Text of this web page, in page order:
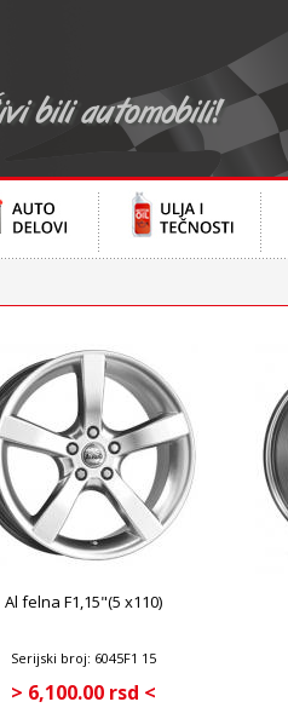
Al felna F1,15"(5 x110)
Serijski broj: 6045F1 15
> 6,100.00 rsd <